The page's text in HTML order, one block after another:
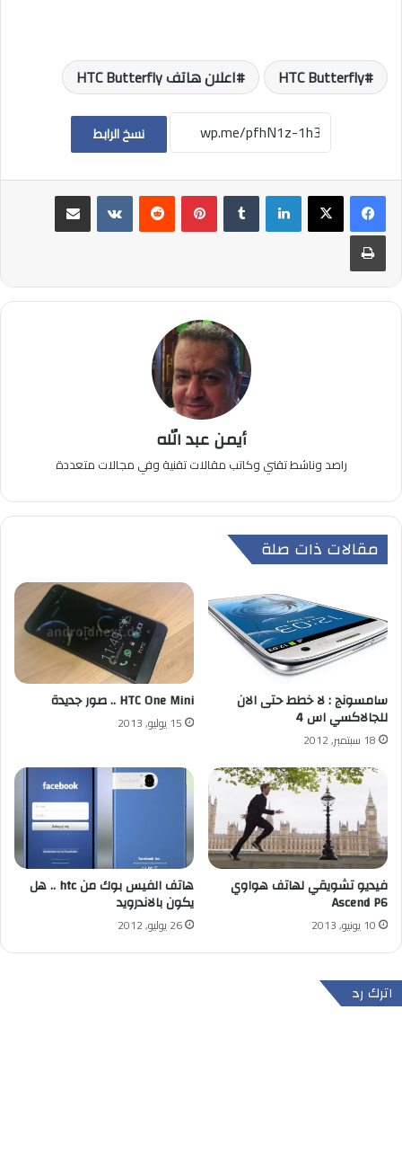
HTC Butterfly اعلان هاتف HTC Butterfly
نسخ الرابط
لينكدإن بينتيريست
مشاركة عبر البريد
طباعة
أيمن عبد الله
راصد وناشط تقني وكاتب مقالات تقنية وفي مجالات متعددة
مقالات ذات صلة
سامسونج : لا خطط حتى الان
للجالاكسي اس 4
18 سبتمبر, 2012
HTC One Mini .. صور جديدة
15 يوليو, 2013
فيديو تشويقي لهاتف هواوي
Ascend P6
10 يونيو, 2013
هاتف الفيس بوك من htc .. هل
يكون بالاندرويد
26 يوليو, 2012
اترك رد